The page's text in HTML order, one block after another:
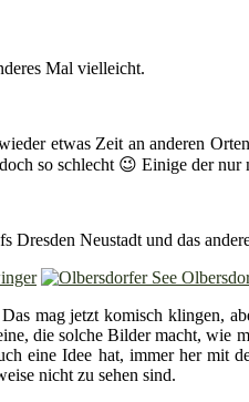
Mal vielleicht.
etwas Zeit an anderen
so schlecht 😉 Einige der
Neustadt und das
mag jetzt komisch
die solche Bilder macht, wie
eine Idee hat, immer her mit
nicht zu sehen sind.